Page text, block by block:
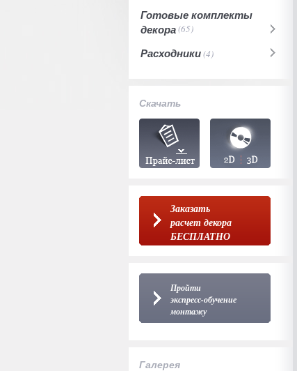
Готовые комплекты
декора(65)
Расходники(4)
Скачать
Заказать
расчет декора
БЕСПЛАТНО
Пройти
экспресс-обучение
монтажу
Галерея